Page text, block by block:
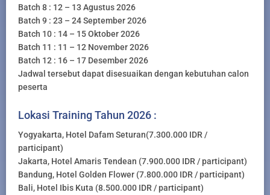
Batch 8 : 12 – 13 Agustus 2026
Batch 9 : 23 – 24 September 2026
Batch 10 : 14 – 15 Oktober 2026
Batch 11 : 11 – 12 November 2026
Batch 12 : 16 – 17 Desember 2026
Jadwal tersebut dapat disesuaikan dengan kebutuhan calon
peserta
Lokasi Training Tahun 2026 :
Yogyakarta, Hotel Dafam Seturan(7.300.000 IDR /
participant)
Jakarta, Hotel Amaris Tendean (7.900.000 IDR / participant)
Bandung, Hotel Golden Flower (7.800.000 IDR / participant)
Bali, Hotel Ibis Kuta (8.500.000 IDR / participant)